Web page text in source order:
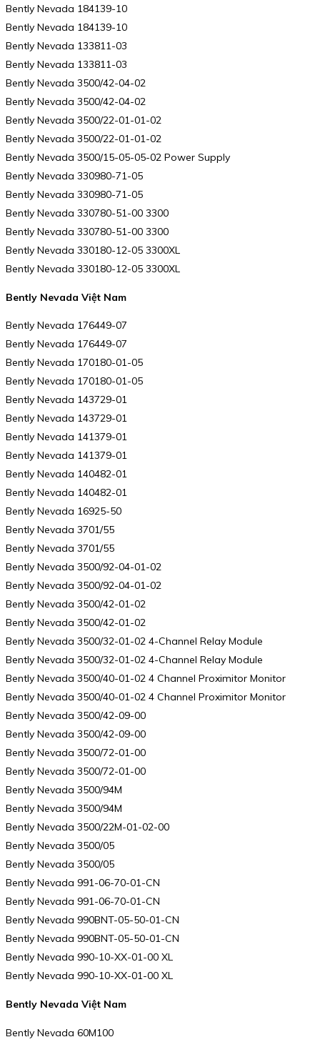
Bently Nevada 184139-10
Bently Nevada 184139-10
Bently Nevada 133811-03
Bently Nevada 133811-03
Bently Nevada 3500/42-04-02
Bently Nevada 3500/42-04-02
Bently Nevada 3500/22-01-01-02
Bently Nevada 3500/22-01-01-02
Bently Nevada 3500/15-05-05-02 Power Supply
Bently Nevada 330980-71-05
Bently Nevada 330980-71-05
Bently Nevada 330780-51-00 3300
Bently Nevada 330780-51-00 3300
Bently Nevada 330180-12-05 3300XL
Bently Nevada 330180-12-05 3300XL
Bently Nevada Việt Nam
Bently Nevada 176449-07
Bently Nevada 176449-07
Bently Nevada 170180-01-05
Bently Nevada 170180-01-05
Bently Nevada 143729-01
Bently Nevada 143729-01
Bently Nevada 141379-01
Bently Nevada 141379-01
Bently Nevada 140482-01
Bently Nevada 140482-01
Bently Nevada 16925-50
Bently Nevada 3701/55
Bently Nevada 3701/55
Bently Nevada 3500/92-04-01-02
Bently Nevada 3500/92-04-01-02
Bently Nevada 3500/42-01-02
Bently Nevada 3500/42-01-02
Bently Nevada 3500/32-01-02 4-Channel Relay Module
Bently Nevada 3500/32-01-02 4-Channel Relay Module
Bently Nevada 3500/40-01-02 4 Channel Proximitor Monitor
Bently Nevada 3500/40-01-02 4 Channel Proximitor Monitor
Bently Nevada 3500/42-09-00
Bently Nevada 3500/42-09-00
Bently Nevada 3500/72-01-00
Bently Nevada 3500/72-01-00
Bently Nevada 3500/94M
Bently Nevada 3500/94M
Bently Nevada 3500/22M-01-02-00
Bently Nevada 3500/05
Bently Nevada 3500/05
Bently Nevada 991-06-70-01-CN
Bently Nevada 991-06-70-01-CN
Bently Nevada 990BNT-05-50-01-CN
Bently Nevada 990BNT-05-50-01-CN
Bently Nevada 990-10-XX-01-00 XL
Bently Nevada 990-10-XX-01-00 XL
Bently Nevada Việt Nam
Bently Nevada 60M100